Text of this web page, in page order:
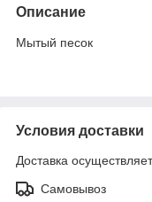
Описание
Мытый песок
Условия доставки
Доставка
Самовывоз